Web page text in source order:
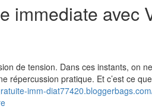
immediate avec
de tension. Dans ces instants, on
répercussion pratique. Et c’est ce
imm-